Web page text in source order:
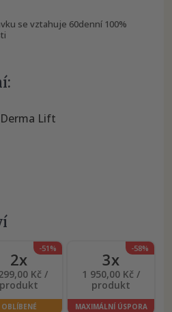
se vztahuje 60denní 100%
Lift
-51%
2x
Kč /
produkt
OBLÍBENÉ
-58%
3x
1 950,00 Kč /
produkt
MAXIMÁLNÍ ÚSPORA